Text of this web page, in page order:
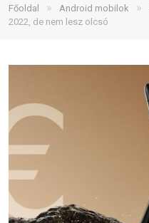
Főoldal » Android mobilok »
2022, de nem lesz olcsó